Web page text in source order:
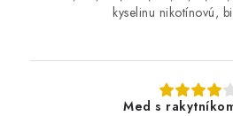
kyselinu nikotínovú,
Med s